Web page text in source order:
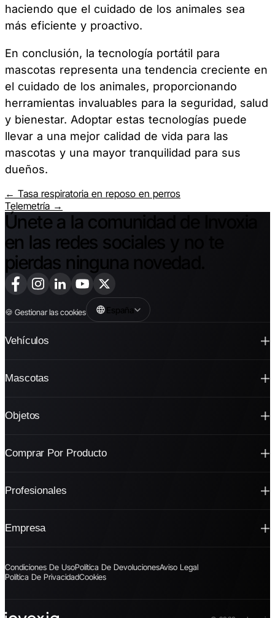
haciendo que el cuidado de los animales sea
más eficiente y proactivo.
En conclusión, la tecnología portátil para
mascotas representa una tendencia creciente en
el cuidado de los animales, proporcionando
herramientas invaluables para la seguridad, salud
y bienestar. Adoptar estas tecnologías puede
llevar a una mejor calidad de vida para las
mascotas y una mayor tranquilidad para sus
dueños.
← Tasa respiratoria en reposo en perros
Telemetría →
Únete a la comunidad de Invoxia
en las redes sociales y no te
pierdas ninguna novedad.
🍪 Gestionar las cookies España
Vehículos
Mascotas
Objetos
Comprar Por Producto
Profesionales
Empresa
Condiciones De UsoPolítica De DevolucionesAviso Legal
Política De PrivacidadCookies